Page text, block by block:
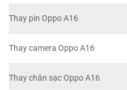
Thay pin Oppo A16
Thay camera Oppo A16
Thay chân sạc Oppo A16